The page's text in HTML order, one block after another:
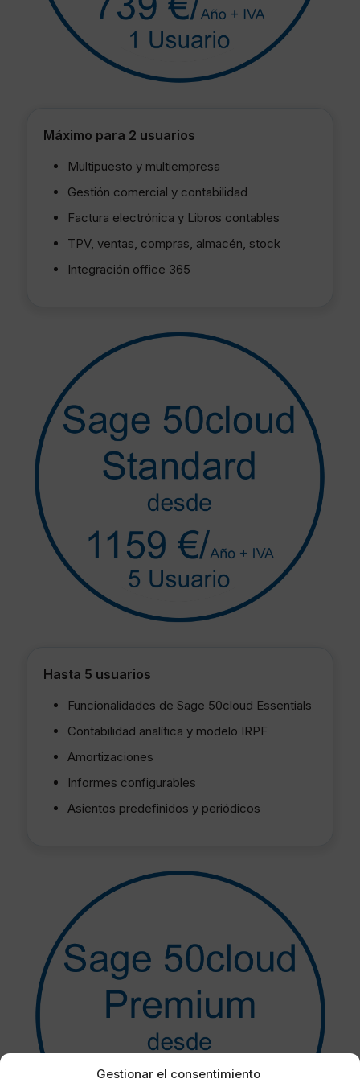
Gestionar el consentimiento
Máximo para 2 usuarios
Multipuesto y multiempresa
Gestión comercial y contabilidad
Factura electrónica y Libros contables
TPV, ventas, compras, almacén, stock
Integración office 365
Hasta 5 usuarios
Funcionalidades de Sage 50cloud Essentials
Contabilidad analítica y modelo IRPF
Amortizaciones
Informes configurables
Asientos predefinidos y periódicos